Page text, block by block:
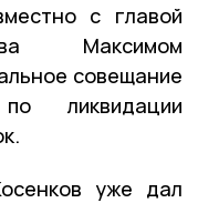
с главой
Максимом
совещание
ликвидации
уже дал